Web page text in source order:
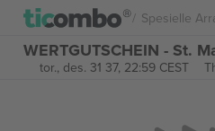
Spesielle
WERTGUTSCHEIN - St.
tor., des. 31 37, 22:59 CEST